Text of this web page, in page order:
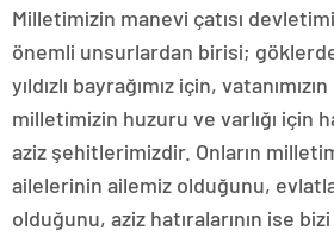
Milletimizin manevi çatısı
önemli unsurlardan birisi;
yıldızlı bayrağımız için,
milletimizin huzuru ve varlığı için
aziz şehitlerimizdir. Onların
ailelerinin ailemiz olduğunu,
olduğunu, aziz hatıralarının ise